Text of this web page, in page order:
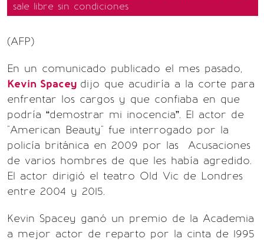
sale libre sin condiciones
(AFP)
En un comunicado publicado el mes pasado,
Kevin Spacey dijo que acudiría a la corte para
enfrentar los cargos y que confiaba en que
podría “demostrar mi inocencia”. El actor de
"American Beauty" fue interrogado por la
policía británica en 2009 por las Acusaciones
de varios hombres de que les había agredido.
El actor dirigió el teatro Old Vic de Londres
entre 2004 y 2015.
Kevin Spacey ganó un premio de la Academia
a mejor actor de reparto por la cinta de 1995